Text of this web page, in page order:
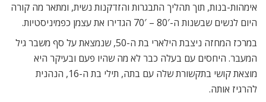
אימהות-בנות, תוך תהליך התבגרות והזדקנות נשית, ומתאר מה קורה
היום לנשים שבשנות ה-80′ – 70′ הגדירו את עצמן כפמיניסטיות.
במרכז המחזה ניצבת הילארי בת ה-50, שנמצאת על סף משבר גיל
המעבר. היחסים עם בעלה כבר לא מה שהיו פעם ובעיקר היא
מוצאת קושי בתקשורת שלה עם בתה, תילי בת ה-16, הנהנית
להרגיז אותה.